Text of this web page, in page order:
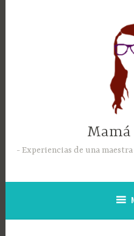
Mamá
Experiencias de una